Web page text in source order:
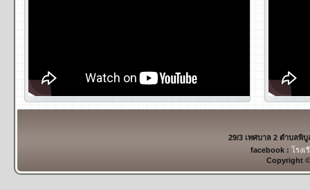
29/3 เทศบาล 2 ตำบลพิ
facebook : โรงเ
Copyright